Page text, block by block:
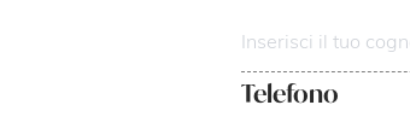
Telefono